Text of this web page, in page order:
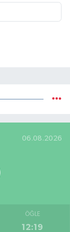
06.08.2026
ÖĞLE
12:19